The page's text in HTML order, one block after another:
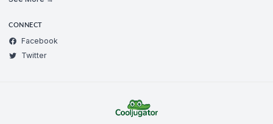
CONNECT
Facebook
Twitter